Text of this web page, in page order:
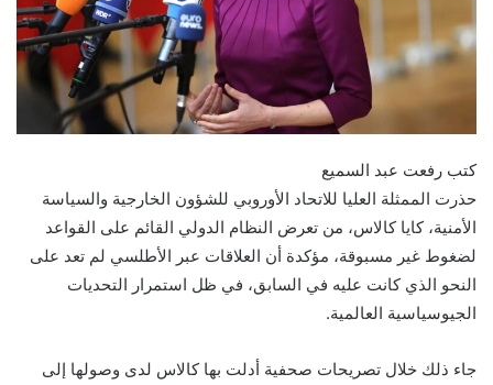
كتب رفعت عبد السميع
حذرت الممثلة العليا للاتحاد الأوروبي للشؤون الخارجية والسياسة
الأمنية، كايا كالاس، من تعرض النظام الدولي القائم على القواعد
لضغوط غير مسبوقة، مؤكدة أن العلاقات عبر الأطلسي لم تعد على
النحو الذي كانت عليه في السابق، في ظل استمرار التحديات
الجيوسياسية العالمية.
جاء ذلك خلال تصريحات صحفية أدلت بها كالاس لدى وصولها إلى